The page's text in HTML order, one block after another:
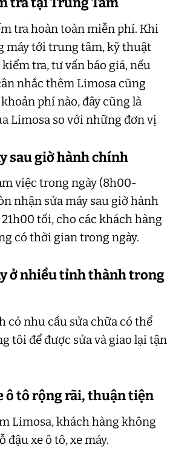
tra hoàn toàn miễn phí. Khi
máy tới trung tâm, kỹ thuật
tra, tư vấn báo giá, nếu
nhắc thêm Limosa cũng
phí nào, đây cũng là
Limosa so với những đơn vị
sau giờ hành chính
việc trong ngày (8h00-
nhận sửa máy sau giờ hành
tối, cho các khách hàng
có thời gian trong ngày.
ở nhiều tỉnh thành trong
có nhu cầu sửa chữa có thể
tôi để được sửa và giao lại tận
ô tô rộng rãi, thuận tiện
Limosa, khách hàng không
đậu xe ô tô, xe máy.